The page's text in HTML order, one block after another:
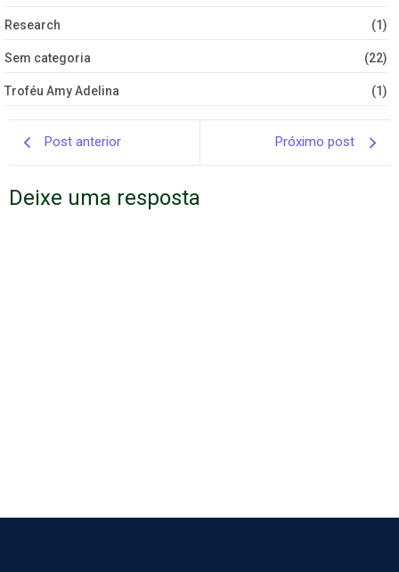
Research (1)
Sem categoria (22)
Troféu Amy Adelina (1)
Post anterior Próximo post
Deixe uma resposta